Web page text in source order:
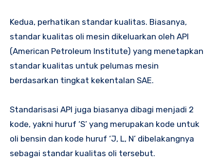
Kedua, perhatikan standar kualitas. Biasanya,
standar kualitas oli mesin dikeluarkan oleh API
(American Petroleum Institute) yang menetapkan
standar kualitas untuk pelumas mesin
berdasarkan tingkat kekentalan SAE.
Standarisasi API juga biasanya dibagi menjadi 2
kode, yakni huruf ‘S’ yang merupakan kode untuk
oli bensin dan kode huruf ‘J, L, N’ dibelakangnya
sebagai standar kualitas oli tersebut.